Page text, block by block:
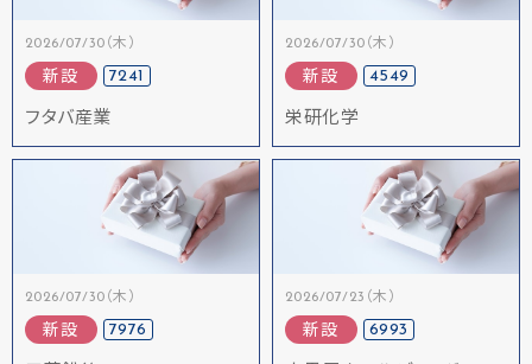
2026/07/30（木）
新設 7241
フタバ産業
2026/07/30（木）
新設 4549
栄研化学
2026/07/30（木）
新設 7976
2026/07/23（木）
新設 6993